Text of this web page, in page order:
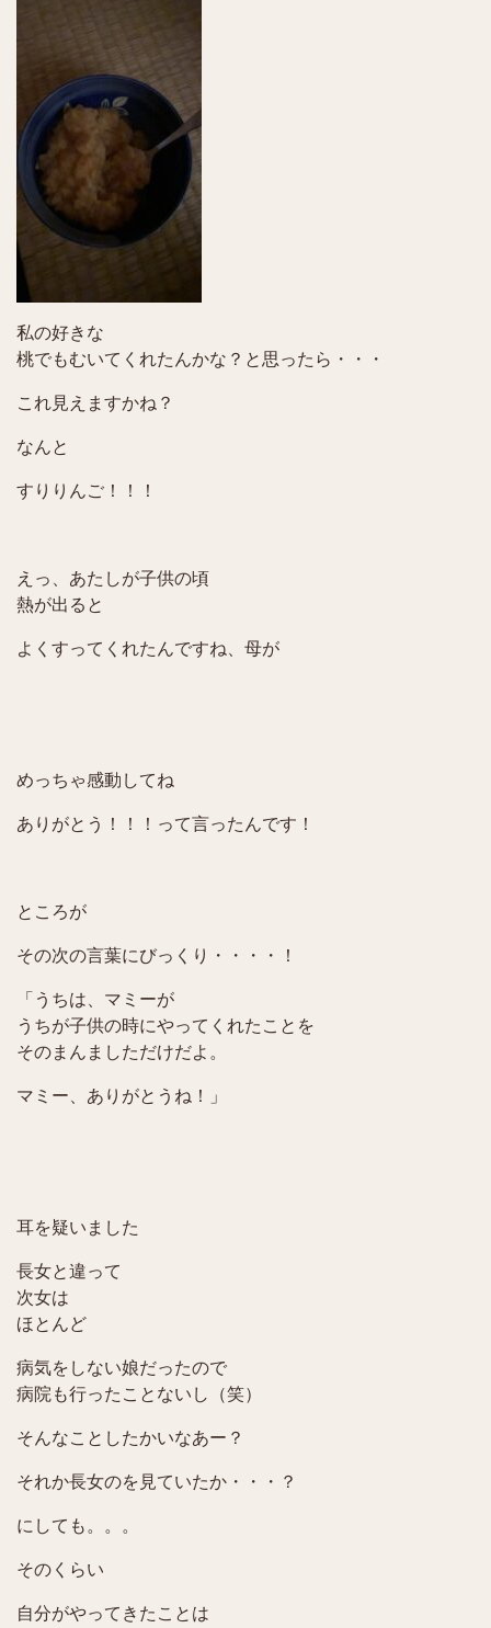
私の好きな
桃でもむいてくれたんかな？と思ったら・・・
これ見えますかね？
なんと
すりりんご！！！
えっ、あたしが子供の頃
熱が出ると
よくすってくれたんですね、母が
めっちゃ感動してね
ありがとう！！！って言ったんです！
ところが
その次の言葉にびっくり・・・・！
「うちは、マミーが
うちが子供の時にやってくれたことを
そのまんましただけだよ。
マミー、ありがとうね！」
耳を疑いました
長女と違って
次女は
ほとんど
病気をしない娘だったので
病院も行ったことないし（笑）
そんなことしたかいなあー？
それか長女のを見ていたか・・・？
にしても。。。
そのくらい
自分がやってきたことは